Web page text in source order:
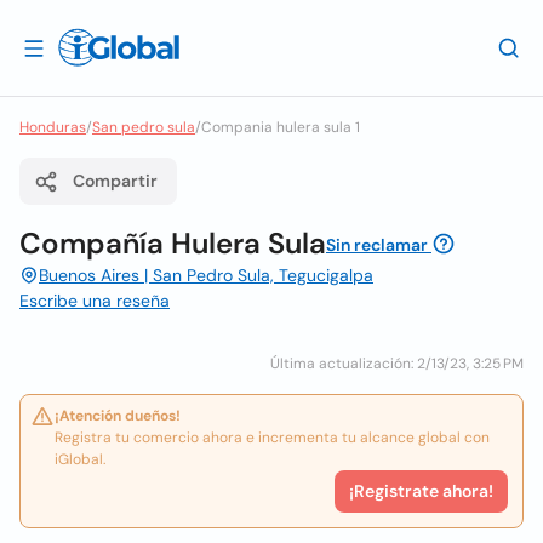
Honduras/San pedro sula/Compania hulera sula 1
Compartir
Compañía Hulera SulaSin reclamar
Buenos Aires | San Pedro Sula, Tegucigalpa
Escribe una reseña
Última actualización: 2/13/23, 3:25 PM
¡Atención dueños!
Registra tu comercio ahora e incrementa tu alcance global con
iGlobal.
¡Registrate ahora!